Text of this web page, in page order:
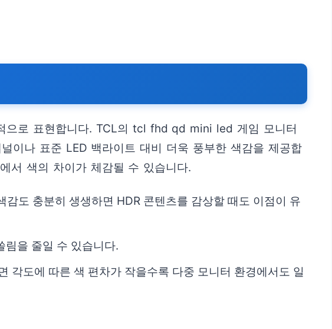
으로 표현합니다. TCL의 tcl fhd qd mini led 게임 모니터
이나 표준 LED 백라이트 대비 더욱 풍부한 색감을 제공합
서 색의 차이가 체감될 수 있습니다.
도 충분히 생생하면 HDR 콘텐츠를 감상할 때도 이점이 유
림을 줄일 수 있습니다.
각도에 따른 색 편차가 작을수록 다중 모니터 환경에서도 일